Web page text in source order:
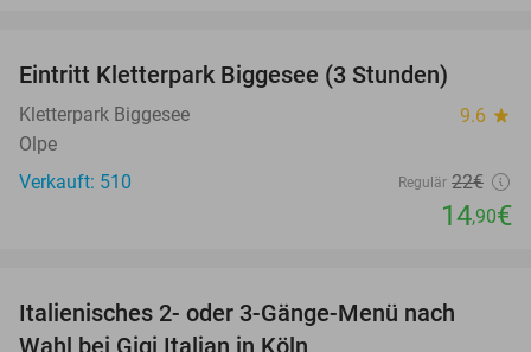
Eintritt Kletterpark Biggesee (3 Stunden)
Kletterpark Biggesee 9.6 star
Olpe
Verkauft: 510
Regulär 22€
14,90€
Italienisches 2- oder 3-Gänge-Menü nach
Wahl bei Gigi Italian in Köln